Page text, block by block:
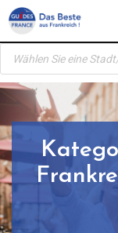
Skip
content
Products
search